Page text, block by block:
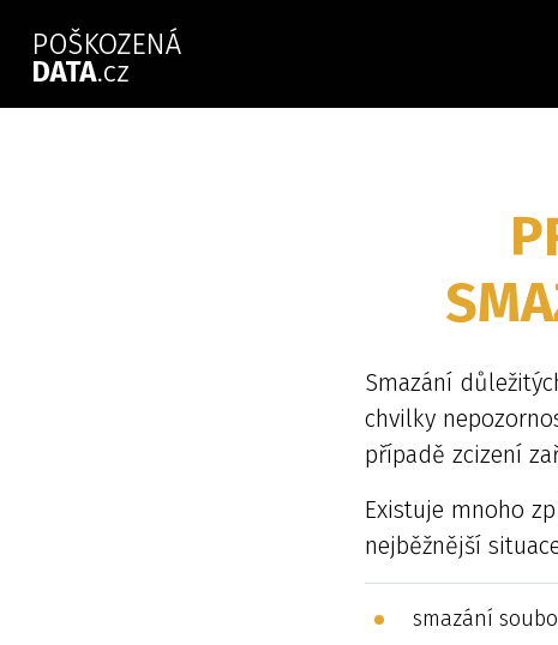
Smazání
chvilky
případě zcizení
Existuje mnoho
nejběžnější
smazání